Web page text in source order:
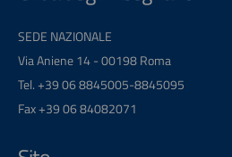
SEDE NAZIONALE
Via Aniene 14 - 00198 Roma
Tel. +39 06 8845005-8845095
Fax +39 06 84082071